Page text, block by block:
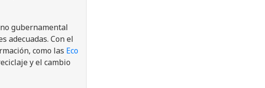
gubernamental
adecuadas. Con el
como las Eco
y el cambio